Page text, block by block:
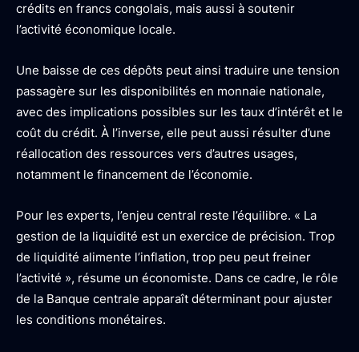
crédits en francs congolais, mais aussi à soutenir
l’activité économique locale.
Une baisse de ces dépôts peut ainsi traduire une tension
passagère sur les disponibilités en monnaie nationale,
avec des implications possibles sur les taux d’intérêt et le
coût du crédit. À l’inverse, elle peut aussi résulter d’une
réallocation des ressources vers d’autres usages,
notamment le financement de l’économie.
Pour les experts, l’enjeu central reste l’équilibre. « La
gestion de la liquidité est un exercice de précision. Trop
de liquidité alimente l’inflation, trop peu peut freiner
l’activité », résume un économiste. Dans ce cadre, le rôle
de la Banque centrale apparaît déterminant pour ajuster
les conditions monétaires.